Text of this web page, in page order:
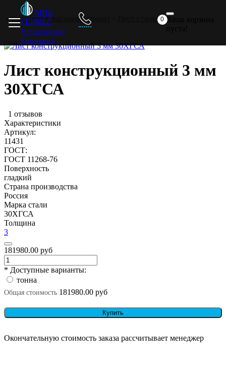
МПК
ГЕРМЕС
Металлопрокат
Красноярск
0 Ваша корзина
Сортовой и фасонный прокат Лист стальной
Лист конструкционный 3 мм
30ХГСА
1 отзывов
Характеристики
Артикул:
11431
ГОСТ:
ГОСТ 11268-76
Поверхность
гладкий
Страна производства
Россия
Марка стали
30ХГСА
Толщина
3
181980.00 руб
* Доступные варианты:
тонна
Общая стоимость 181980.00 руб
Купить
Окончательную стоимость заказа рассчитывает менеджер